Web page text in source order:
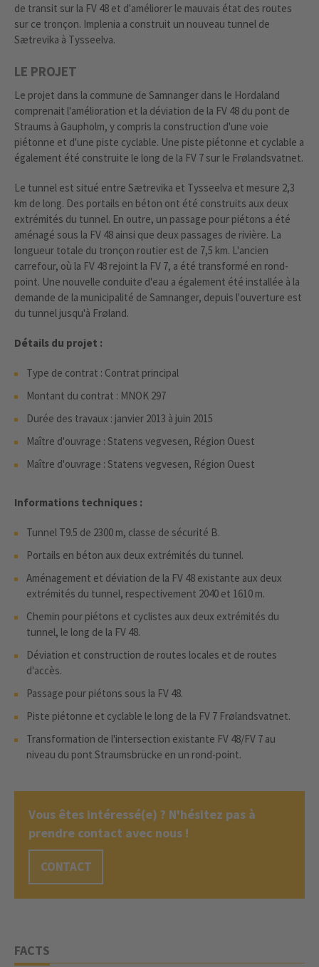
de transit sur la FV 48 et d'améliorer le mauvais état des routes
sur ce tronçon. Implenia a construit un nouveau tunnel de
Sætrevika à Tysseelva.
LE PROJET
Le projet dans la commune de Samnanger dans le Hordaland
comprenait l'amélioration et la déviation de la FV 48 du pont de
Straums à Gaupholm, y compris la construction d'une voie
piétonne et d'une piste cyclable. Une piste piétonne et cyclable a
également été construite le long de la FV 7 sur le Frølandsvatnet.
Le tunnel est situé entre Sætrevika et Tysseelva et mesure 2,3
km de long. Des portails en béton ont été construits aux deux
extrémités du tunnel. En outre, un passage pour piétons a été
aménagé sous la FV 48 ainsi que deux passages de rivière. La
longueur totale du tronçon routier est de 7,5 km. L'ancien
carrefour, où la FV 48 rejoint la FV 7, a été transformé en rond-
point. Une nouvelle conduite d'eau a également été installée à la
demande de la municipalité de Samnanger, depuis l'ouverture est
du tunnel jusqu'à Frøland.
Détails du projet :
Type de contrat : Contrat principal
Montant du contrat : MNOK 297
Durée des travaux : janvier 2013 à juin 2015
Maître d'ouvrage : Statens vegvesen, Région Ouest
Maître d'ouvrage : Statens vegvesen, Région Ouest
Informations techniques :
Tunnel T9.5 de 2300 m, classe de sécurité B.
Portails en béton aux deux extrémités du tunnel.
Aménagement et déviation de la FV 48 existante aux deux
extrémités du tunnel, respectivement 2040 et 1610 m.
Chemin pour piétons et cyclistes aux deux extrémités du
tunnel, le long de la FV 48.
Déviation et construction de routes locales et de routes
d'accès.
Passage pour piétons sous la FV 48.
Piste piétonne et cyclable le long de la FV 7 Frølandsvatnet.
Transformation de l'intersection existante FV 48/FV 7 au
niveau du pont Straumsbrücke en un rond-point.
Vous êtes intéressé(e) ? N'hésitez pas à
prendre contact avec nous !
CONTACT
FACTS